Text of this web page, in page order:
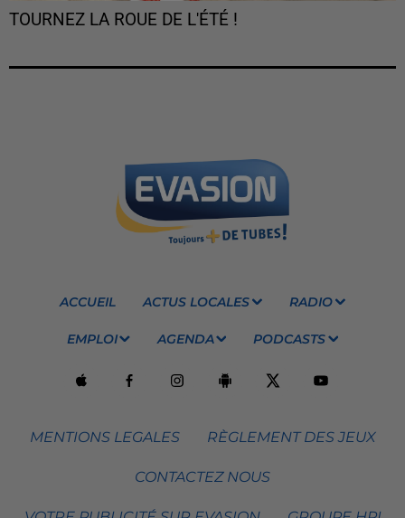
TOURNEZ LA ROUE DE L'ÉTÉ !
ACCUEIL ACTUS LOCALES RADIO
EMPLOI AGENDA PODCASTS
MENTIONS LEGALES RÈGLEMENT DES JEUX
CONTACTEZ NOUS